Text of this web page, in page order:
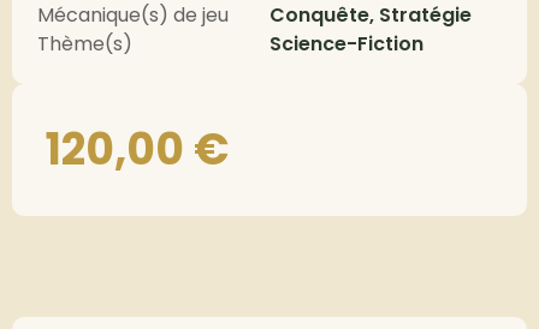
Mécanique(s) de jeu
Conquête, Stratégie
Thème(s)
Science-Fiction
120,00€